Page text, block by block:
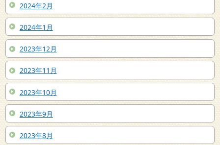
2024年2月
2024年1月
2023年12月
2023年11月
2023年10月
2023年9月
2023年8月